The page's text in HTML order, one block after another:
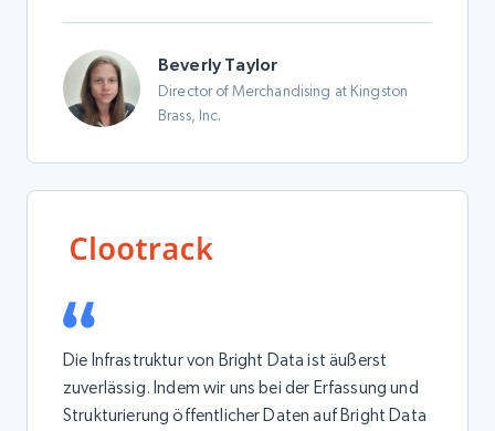
Beverly Taylor
Director of Merchandising at Kingston
Brass, Inc.
Die Infrastruktur von Bright Data ist äußerst
zuverlässig. Indem wir uns bei der Erfassung und
Strukturierung öffentlicher Daten auf Bright Data